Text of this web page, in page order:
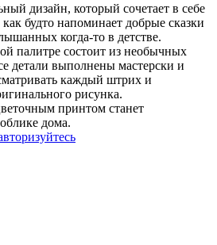
дизайн, который сочетает в себе
будто напоминает добрые сказки
когда-то в детстве.
палитре состоит из необычных
детали выполнены мастерски и
каждый штрих и
рисунка.
принтом станет
дома.